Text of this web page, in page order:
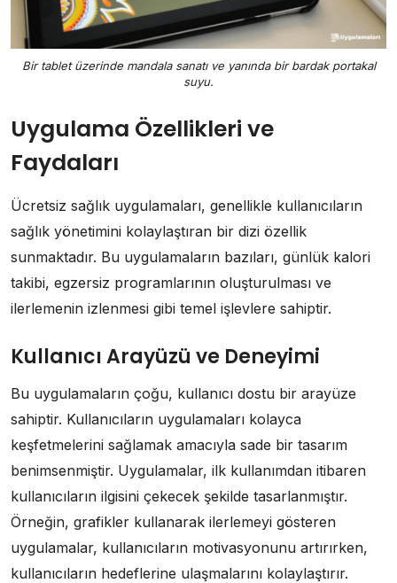
Bir tablet üzerinde mandala sanatı ve yanında bir bardak portakal
suyu.
Uygulama Özellikleri ve
Faydaları
Ücretsiz sağlık uygulamaları, genellikle kullanıcıların
sağlık yönetimini kolaylaştıran bir dizi özellik
sunmaktadır. Bu uygulamaların bazıları, günlük kalori
takibi, egzersiz programlarının oluşturulması ve
ilerlemenin izlenmesi gibi temel işlevlere sahiptir.
Kullanıcı Arayüzü ve Deneyimi
Bu uygulamaların çoğu, kullanıcı dostu bir arayüze
sahiptir. Kullanıcıların uygulamaları kolayca
keşfetmelerini sağlamak amacıyla sade bir tasarım
benimsenmiştir. Uygulamalar, ilk kullanımdan itibaren
kullanıcıların ilgisini çekecek şekilde tasarlanmıştır.
Örneğin, grafikler kullanarak ilerlemeyi gösteren
uygulamalar, kullanıcıların motivasyonunu artırırken,
kullanıcıların hedeflerine ulaşmalarını kolaylaştırır.